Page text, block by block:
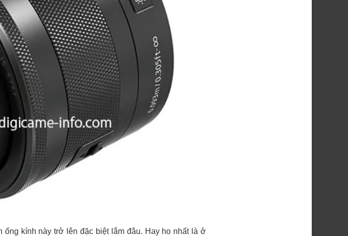
kính này trở lên đặc biệt lắm đâu. Hay ho nhất là ở